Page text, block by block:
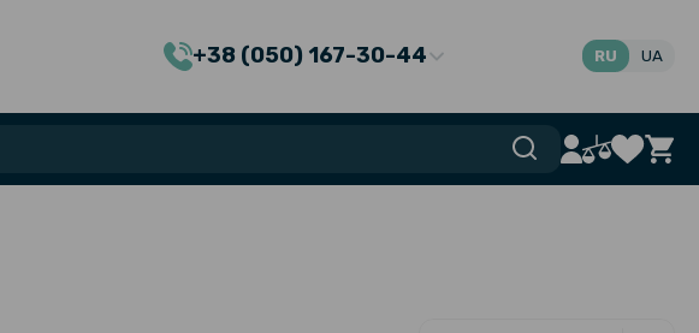
+38 (050) 167-30-44 RU UA